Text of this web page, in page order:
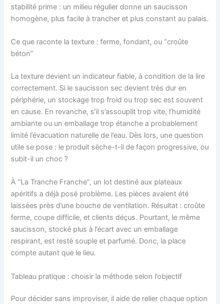
stabilité prime : un milieu régulier donne un saucisson
homogène, plus facile à trancher et plus constant au palais.
Ce que raconte la texture : ferme, fondant, ou “croûte
béton”
La texture devient un indicateur fiable, à condition de la lire
correctement. Si le saucisson sec devient très dur en
périphérie, un stockage trop froid ou trop sec est souvent
en cause. En revanche, s’il s’assouplit trop vite, l’humidité
ambiante ou un emballage trop étanche a probablement
limité l’évacuation naturelle de l’eau. Dès lors, une question
utile se pose : le produit sèche-t-il de façon progressive, ou
subit-il un choc ?
À “La Tranche Franche”, un lot destiné aux plateaux
apéritifs a déjà posé problème. Les pièces avaient été
laissées près d’une bouche de ventilation. Résultat : croûte
ferme, coupe difficile, et clients déçus. Pourtant, le même
saucisson, stocké plus à l’écart avec un emballage
respirant, est resté souple et parfumé. Donc, la place
compte autant que le lieu.
Tableau pratique : choisir la méthode selon l’objectif
Pour décider sans improviser, il aide de relier chaque option